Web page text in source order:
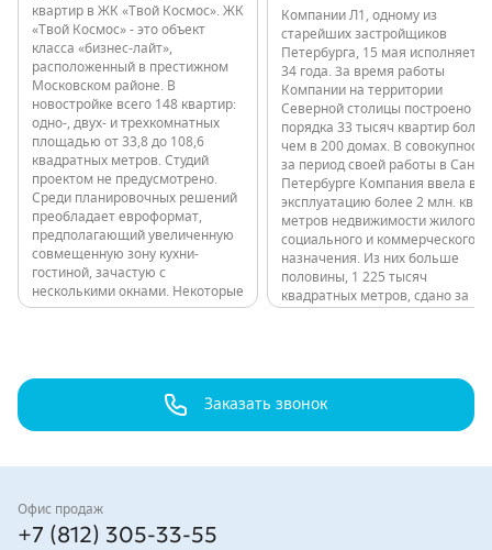
квартир в ЖК «Твой Космос». ЖК
«Твой Космос» - это объект
класса «бизнес-лайт»,
расположенный в престижном
Московском районе. В
новостройке всего 148 квартир:
одно-, двух- и трехкомнатных
площадью от 33,8 до 108,6
квадратных метров. Студий
проектом не предусмотрено.
Среди планировочных решений
преобладает евроформат,
предполагающий увеличенную
совмещенную зону кухни-
гостиной, зачастую с
несколькими окнами. Некоторые
квартиры имеют мастер-
Компании Л1, одному из
старейших застройщиков
Петербурга, 15 мая исполняется
34 года. За время работы
Компании на территории
Северной столицы построено
порядка 33 тысяч квартир более
чем в 200 домах. В совокупности
за период своей работы в Санкт-
Петербурге Компания ввела в
эксплуатацию более 2 млн. кв.
метров недвижимости жилого,
социального и коммерческого
назначения. Из них больше
половины, 1 225 тысяч
квадратных метров, сдано за
инфраструктурой и удобной
Заказать звонок
Контакты
Офис продаж
+7 (812) 305-33-55